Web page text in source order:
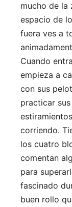
mucho de la
espacio de
fuera ves a
Cuando
empieza a
con sus
practicar
corriendo.
los cuatro
comentan
para
fascinado
buen rollo